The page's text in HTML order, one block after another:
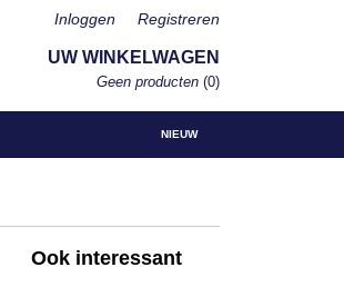
Inloggen Registreren
UW WINKELWAGEN
Geen producten (0)
NIEUW
Ook interessant